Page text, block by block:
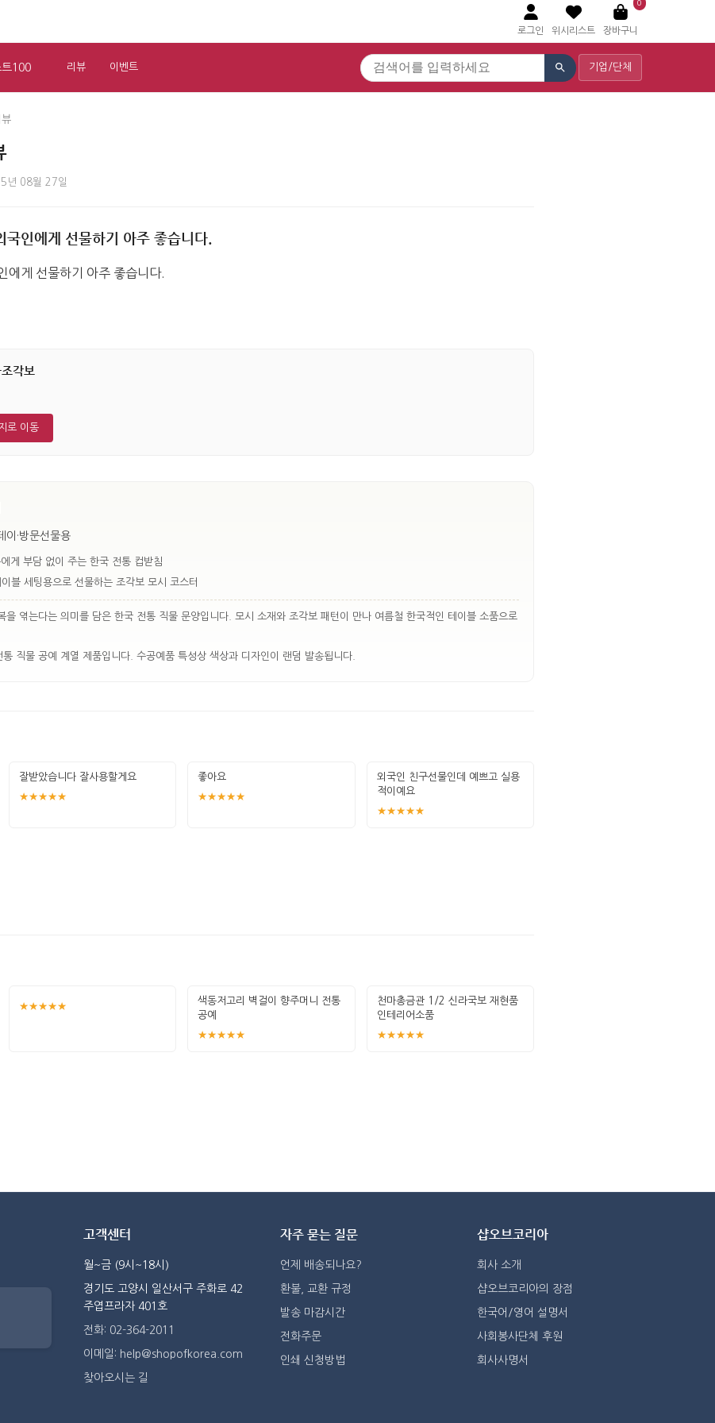
로그인 위시리스트
0
장바구니
트100 리뷰 이벤트 기업/단체
년 08월 27일
인에게 선물하기 아주 좋습니다.
에게 선물하기 아주 좋습니다.
각보
로 이동
이·방문선물용
게 부담 없이 주는 한국 전통 컵받침
블 세팅용으로 선물하는 조각보 모시 코스터
을 엮는다는 의미를 담은 한국 전통 직물 문양입니다. 모시 소재와 조각보 패턴이 만나 여름철 한국적인 테이블 소품으로
직물 공예 계열 제품입니다. 수공예품 특성상 색상과 디자인이 랜덤 발송됩니다.
잘받았습니다 잘사용할게요
★★★★★
좋아요
★★★★★
외국인 친구선물인데 예쁘고 실용
적이예요
★★★★★
★★★★★
색동저고리 벽걸이 향주머니 전통
공예
★★★★★
천마총금관 1/2 신라국보 재현품
인테리어소품
★★★★★
고객센터
월~금 (9시~18시)
경기도 고양시 일산서구 주화로 42
주엽프라자 401호
전화: 02-364-2011
이메일: help@shopofkorea.com
찾아오시는 길
자주 묻는 질문
언제 배송되나요?
환불, 교환 규정
발송 마감시간
전화주문
인쇄 신청방법
샵오브코리아
회사 소개
샵오브코리아의 장점
한국어/영어 설명서
사회봉사단체 후원
회사사명서